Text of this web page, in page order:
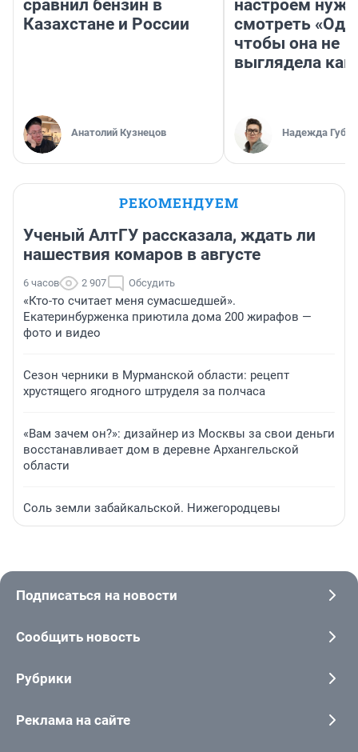
сравнил бензин в
Казахстане и России
Анатолий Кузнецов
настроем
смотреть
чтобы она не
выглядела как
Надежда
РЕКОМЕНДУЕМ
Ученый АлтГУ рассказала, ждать ли
нашествия комаров в августе
6 часов 2 907 Обсудить
«Кто-то считает меня сумасшедшей».
Екатеринбурженка приютила дома 200 жирафов —
фото и видео
Сезон черники в Мурманской области: рецепт
хрустящего ягодного штруделя за полчаса
«Вам зачем он?»: дизайнер из Москвы за свои деньги
восстанавливает дом в деревне Архангельской
области
Соль земли забайкальской. Нижегородцевы
Подписаться на новости
Сообщить новость
Рубрики
Реклама на сайте